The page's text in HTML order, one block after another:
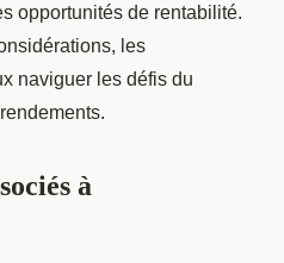
opportunités de rentabilité.
les
naviguer les défis du
à